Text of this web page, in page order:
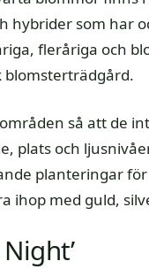
hybrider som har
fleråriga och
blomsterträdgård.
så att de
plats och
planteringar
ihop med guld,